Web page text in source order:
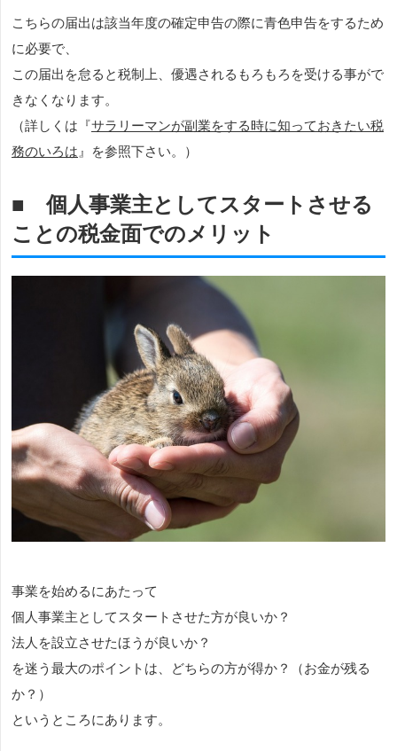
こちらの届出は該当年度の確定申告の際に青色申告をするため
に必要で、
この届出を怠ると税制上、優遇されるもろもろを受ける事がで
きなくなります。
（詳しくは『サラリーマンが副業をする時に知っておきたい税
務のいろは 』を参照下さい。）
■ 個人事業主としてスタートさせる
ことの税金面でのメリット
事業を始めるにあたって
個人事業主としてスタートさせた方が良いか？
法人を設立させたほうが良いか？
を迷う最大のポイントは、どちらの方が得か？（お金が残る
か？）
というところにあります。